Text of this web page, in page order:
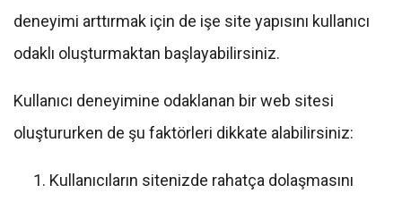
deneyimi arttırmak için de işe site yapısını kullanıcı
odaklı oluşturmaktan başlayabilirsiniz.
Kullanıcı deneyimine odaklanan bir web sitesi
oluştururken de şu faktörleri dikkate alabilirsiniz:
Kullanıcıların sitenizde rahatça dolaşmasını